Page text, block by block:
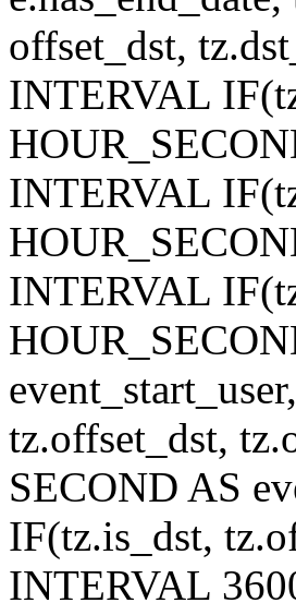
offset_dst,
INTERVAL
INTERVAL
INTERVAL
tz.offset_dst,
SECOND AS
IF(tz.is_dst,
INTERVAL